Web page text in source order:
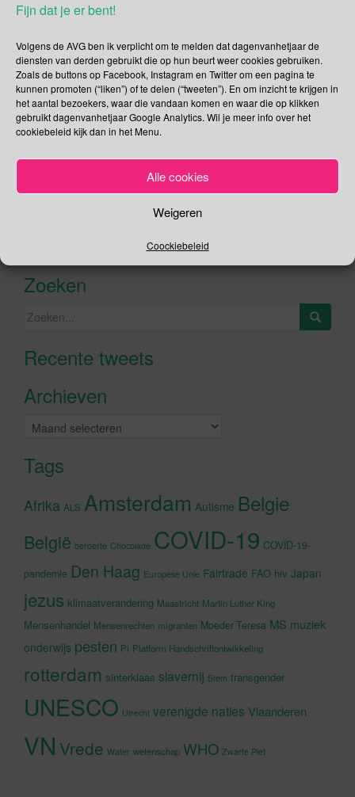
Fijn dat je er bent!
Volgens de AVG ben ik verplicht om te melden dat dagenvanhetjaar de
diensten van derden gebruikt die op hun beurt weer cookies gebruiken.
Zoals de buttons op Facebook, Instagram en Twitter om een pagina te
kunnen promoten (“liken”) of te delen (“tweeten”). En om inzicht te krijgen in
het aantal bezoekers, waar die vandaan komen en waar die op klikken
gebruikt dagenvanhetjaar Google Analytics. Wil je meer info over het
cookiebeleid kijk dan in het Menu.
Alle cookies
Weigeren
Coockiebeleid
Kortweg Ultimate genoemd. Maar wat is Spirit of the Game?
Lees verder
Je kunt me volgen op
Zoeken
Zoeken
Recente tweetsKlik om marketing cookies te
Archieven
Archieven
Tags
Afrika ALS Amsterdam Autisme Belgie
België beroerte Chocolade COVID-19 COVID-19-
pandemie Den Haag Europese Unie Fairtrade FAO hiv Japan
jezus klimaatverandering Maastricht Martin Luther King
Mensenhandel Mensenrechten migranten Moeder Teresa MS muziek
onderwijs pesten Pi Platform Handschriftontwikkeling
rotterdam sinterklaas slavernij Stem transgender
UNESCO Utrecht verenigde naties Vlaanderen
VN Vrede Water wetenschap WHO Zwarte Piet